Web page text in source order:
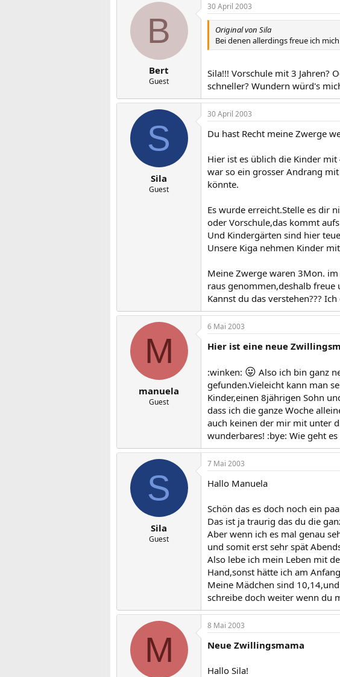
B
Bert
Guest
30 April 2003
Original von Sila
Bei denen allerdings freue ich
Sila!!! Vorschule mit 3 Jahren?
schneller? Wundern würd's
S
Sila
Guest
30 April 2003
Du hast Recht meine Zwerge
Hier ist es üblich die Kinder mit
war so ein grosser Andrang
könnte.
Es wurde erreicht.Stelle es dir
oder Vorschule,das kommt
Und Kindergärten sind hier
Unsere Kiga nehmen Kinder
Meine Zwerge waren 3Mon.
raus genommen,deshalb freue
Kannst du das verstehen???
M
manuela
Guest
6 Mai 2003
Hier ist eine neue
:winken: 😛 Also ich bin ganz
gefunden.Vieleicht kann man
Kinder,einen 8jährigen Sohn
dass ich die ganze Woche
auch keinen der mir mit unter
wunderbares! :bye: Wie geht es
S
Sila
Guest
7 Mai 2003
Hallo Manuela
Schön das es doch noch ein
Das ist ja traurig das du die
Aber wenn ich es mal genau
und somit erst sehr spät
Also lebe ich mein Leben mit
Hand,sonst hätte ich am
Meine Mädchen sind
schreibe doch weiter wenn du
M
8 Mai 2003
Neue Zwillingsmama
Hallo Sila!